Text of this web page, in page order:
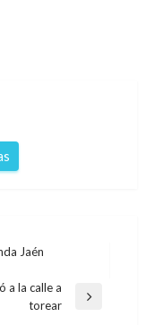
Jaén
a la calle a
torear